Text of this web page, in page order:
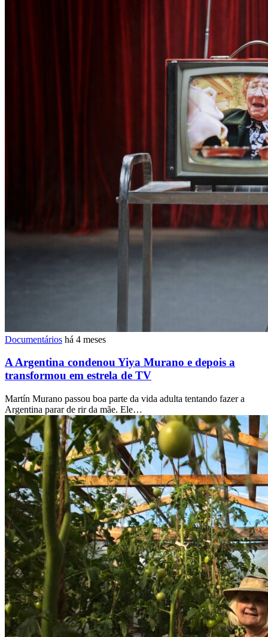
Documentários há 4 meses
A Argentina condenou Yiya Murano e depois a
transformou em estrela de TV
Martín Murano passou boa parte da vida adulta tentando fazer a
Argentina parar de rir da mãe. Ele…